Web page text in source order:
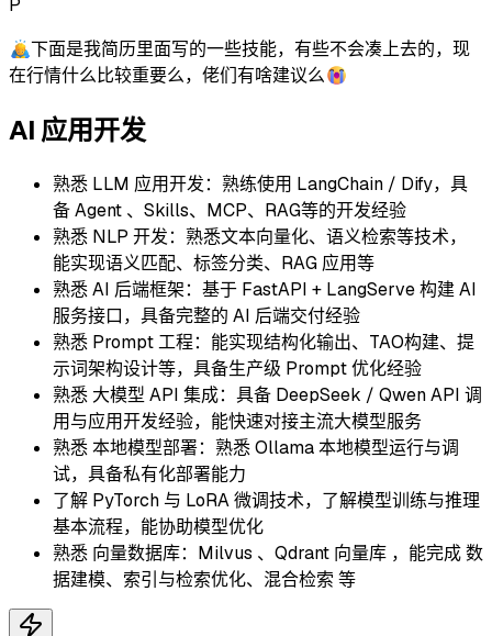
P
🙇‍♂️下面是我简历里面写的一些技能，有些不会凑上去的，现
在行情什么比较重要么，佬们有啥建议么😭
AI 应用开发
熟悉 LLM 应用开发：熟练使用 LangChain / Dify，具
备 Agent 、Skills、MCP、RAG等的开发经验
熟悉 NLP 开发：熟悉文本向量化、语义检索等技术，
能实现语义匹配、标签分类、RAG 应用等
熟悉 AI 后端框架：基于 FastAPI + LangServe 构建 AI
服务接口，具备完整的 AI 后端交付经验
熟悉 Prompt 工程：能实现结构化输出、TAO构建、提
示词架构设计等，具备生产级 Prompt 优化经验
熟悉 大模型 API 集成：具备 DeepSeek / Qwen API 调
用与应用开发经验，能快速对接主流大模型服务
熟悉 本地模型部署：熟悉 Ollama 本地模型运行与调
试，具备私有化部署能力
了解 PyTorch 与 LoRA 微调技术，了解模型训练与推理
基本流程，能协助模型优化
熟悉 向量数据库：Milvus 、Qdrant 向量库 ，能完成 数
据建模、索引与检索优化、混合检索 等